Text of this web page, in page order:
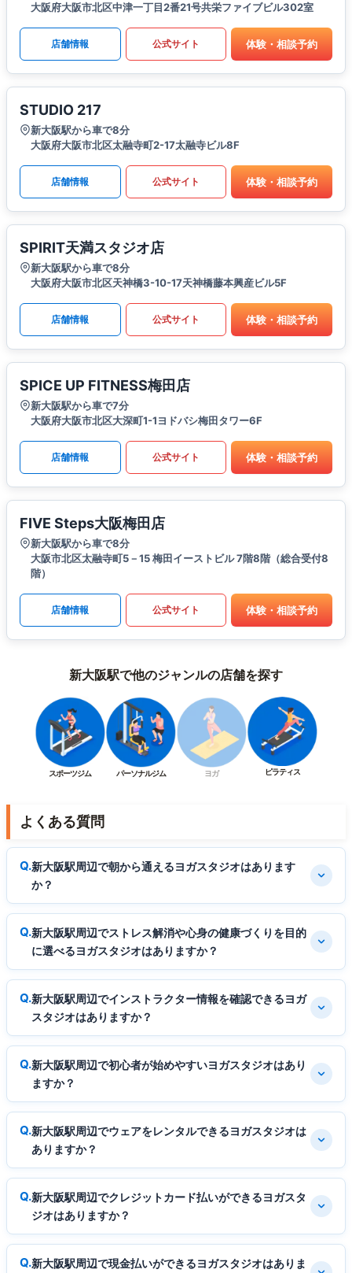
大阪府大阪市北区中津一丁目2番21号共栄ファイブビル302室
店舗情報 公式サイト 体験・相談予約
STUDIO 217
新大阪駅から車で8分
大阪府大阪市北区太融寺町2-17太融寺ビル8F
店舗情報 公式サイト 体験・相談予約
SPIRIT天満スタジオ店
新大阪駅から車で8分
大阪府大阪市北区天神橋3-10-17天神橋藤本興産ビル5F
店舗情報 公式サイト 体験・相談予約
SPICE UP FITNESS梅田店
新大阪駅から車で7分
大阪府大阪市北区大深町1-1ヨドバシ梅田タワー6F
店舗情報 公式サイト 体験・相談予約
FIVE Steps大阪梅田店
新大阪駅から車で8分
大阪市北区太融寺町5－15 梅田イーストビル 7階8階（総合受付8
階）
店舗情報 公式サイト 体験・相談予約
新大阪駅で他のジャンルの店舗を探す
スポーツジム パーソナルジム ヨガ ピラティス
よくある質問
新大阪駅周辺で朝から通えるヨガスタジオはあります
か？
新大阪駅周辺でストレス解消や心身の健康づくりを目的
に選べるヨガスタジオはありますか？
新大阪駅周辺でインストラクター情報を確認できるヨガ
スタジオはありますか？
新大阪駅周辺で初心者が始めやすいヨガスタジオはあり
ますか？
新大阪駅周辺でウェアをレンタルできるヨガスタジオは
ありますか？
新大阪駅周辺でクレジットカード払いができるヨガスタ
ジオはありますか？
新大阪駅周辺で現金払いができるヨガスタジオはありま